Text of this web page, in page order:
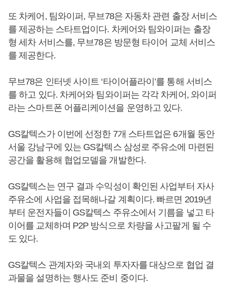
또 차케어, 팀와이퍼, 무브78은 자동차 관련 출장 서비스
를 제공하는 스타트업이다. 차케어와 팀와이퍼는 출장
형 세차 서비스를, 무브78은 방문형 타이어 교체 서비스
를 제공한다.
무브78은 인터넷 사이트 ‘타이어플라이’를 통해 서비스
를 하고 있다. 차케어와 팀와이퍼는 각각 차케어, 와이퍼
라는 스마트폰 어플리케이션을 운영하고 있다.
GS칼텍스가 이번에 선정한 7개 스타트업은 6개월 동안
서울 강남구에 있는 GS칼텍스 삼성로 주유소에 마련된
공간을 활용해 협업모델을 개발한다.
GS칼텍스는 연구 결과 수익성이 확인된 사업부터 자사
주유소에 사업을 접목해나갈 계획이다. 빠르면 2019년
부터 운전자들이 GS칼텍스 주유소에서 기름을 넣고 타
이어를 교체하며 P2P 방식으로 차량을 사고팔게 될 수
도 있다.
GS칼텍스 관계자와 국내외 투자자를 대상으로 협업 결
과물을 설명하는 행사도 준비 중이다.